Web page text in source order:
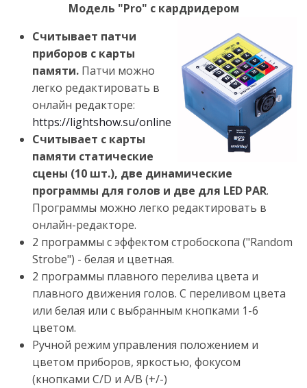
Модель "Pro" с кардридером
Считывает патчи
приборов с карты
памяти. Патчи можно
легко редактировать в
онлайн редакторе:
https://lightshow.su/online
Считывает с карты
памяти статические
сцены (10 шт.), две динамические
программы для голов и две для LED PAR.
Программы можно легко редактировать в
онлайн-редакторе.
2 программы с эффектом стробоскопа ("Random
Strobe") - белая и цветная.
2 программы плавного перелива цвета и
плавного движения голов. С переливом цвета
или белая или с выбранным кнопками 1-6
цветом.
Ручной режим управления положением и
цветом приборов, яркостью, фокусом
(кнопками C/D и A/B (+/-)